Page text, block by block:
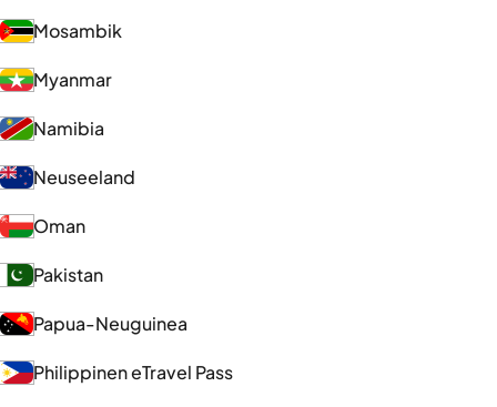
Mosambik
Myanmar
Namibia
Neuseeland
Oman
Pakistan
Papua-Neuguinea
Philippinen eTravel Pass